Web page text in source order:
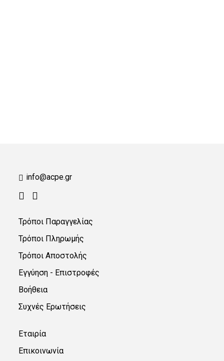
info@acpe.gr
Τρόποι Παραγγελίας
Τρόποι Πληρωμής
Τρόποι Αποστολής
Εγγύηση - Επιστροφές
Βοήθεια
Συχνές Ερωτήσεις
Εταιρία
Επικοινωνία